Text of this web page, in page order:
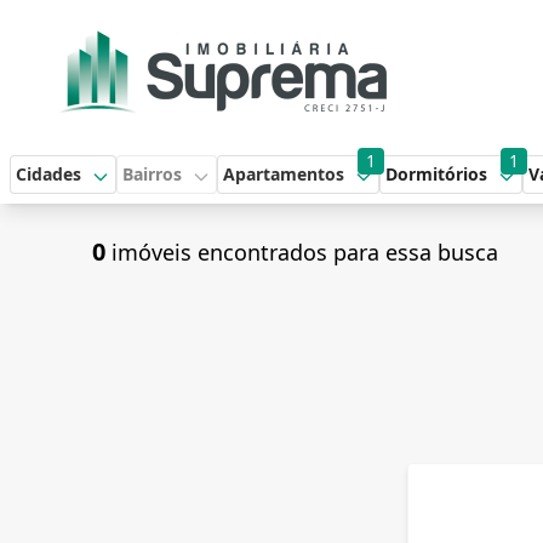
Cidades Bairros
1
Apartamentos
1
Dormitórios
0 imóveis encontrados para essa busca